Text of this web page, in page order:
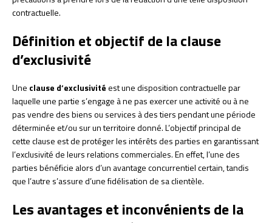
contractuelle.
Définition et objectif de la clause
d’exclusivité
Une clause d’exclusivitéest une disposition contractuelle par
laquelle une partie s’engage à ne pas exercer une activité ou à ne
pas vendre des biens ou services à des tiers pendant une période
déterminée et/ou sur un territoire donné. L’objectif principal de
cette clause est de protéger les intérêts des parties en garantissant
l’exclusivité de leurs relations commerciales. En effet, l’une des
parties bénéficie alors d’un avantage concurrentiel certain, tandis
que l’autre s’assure d’une fidélisation de sa clientèle.
Les avantages et inconvénients de la